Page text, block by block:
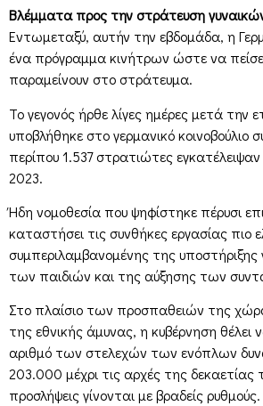
Βλέμματα προς την στράτευση
Εντωμεταξύ, αυτήν την εβδομάδα, η
ένα πρόγραμμα κινήτρων ώστε να
παραμείνουν στο στράτευμα.
Το γεγονός ήρθε λίγες ημέρες μετά την
υποβλήθηκε στο γερμανικό κοινοβούλιο
περίπου 1.537 στρατιώτες
2023.
Ήδη νομοθεσία που ψηφίστηκε πέρυσι
καταστήσει τις συνθήκες εργασίας πιο
συμπεριλαμβανομένης της υποστήριξης
των παιδιών και της αύξησης των
Στο πλαίσιο των προσπαθειών της
της εθνικής άμυνας, η κυβέρνηση θέλει
αριθμό των στελεχών των ενόπλων
203.000 μέχρι τις αρχές της δεκαετίας
προσλήψεις γίνονται με βραδείς ρυθμούς.